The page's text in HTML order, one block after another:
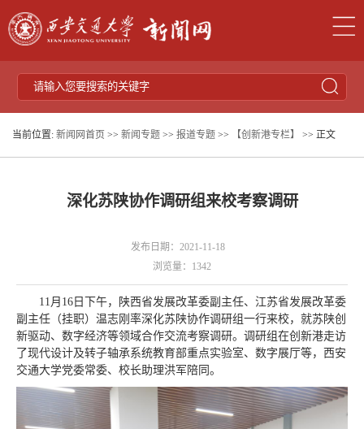
当前位置: 新闻网首页 >> 新闻专题 >> 报道专题 >> 【创新港专栏】 >> 正文
深化苏陕协作调研组来校考察调研
发布日期：2021-11-18
浏览量： 1342
11月16日下午，陕西省发展改革委副主任、江苏省发展改革委
副主任（挂职）温志刚率深化苏陕协作调研组一行来校，就苏陕创
新驱动、数字经济等领域合作交流考察调研。调研组在创新港走访
了现代设计及转子轴承系统教育部重点实验室、数字展厅等，西安
交通大学党委常委、校长助理洪军陪同。